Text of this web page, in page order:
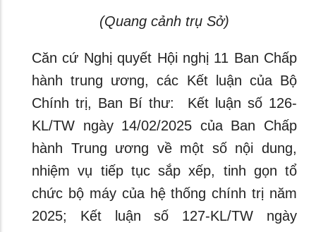
(Quang cảnh trụ Sở)
Căn cứ Nghị quyết Hội nghị 11 Ban Chấp
hành trung ương, các Kết luận của Bộ
Chính trị, Ban Bí thư: Kết luận số 126-
KL/TW ngày 14/02/2025 của Ban Chấp
hành Trung ương về một số nội dung,
nhiệm vụ tiếp tục sắp xếp, tinh gọn tổ
chức bộ máy của hệ thống chính trị năm
2025; Kết luận số 127-KL/TW ngày